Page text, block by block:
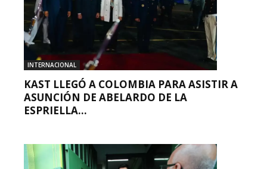
INTERNACIONAL
KAST LLEGÓ A COLOMBIA PARA ASISTIR A
ASUNCIÓN DE ABELARDO DE LA
ESPRIELLA...